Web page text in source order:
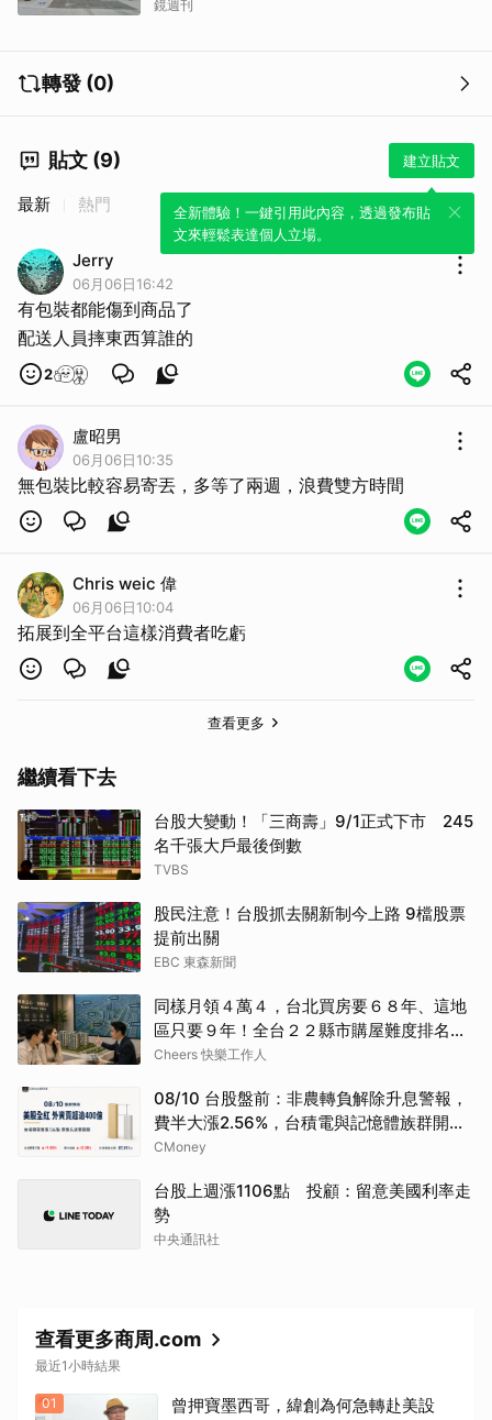
鏡週刊
轉發 (0)
貼文 (9) 建立貼文
全新體驗！一鍵引用此內容，透過發布貼
文來輕鬆表達個人立場。
最新 熱門
Jerry
06月06日16:42
有包裝都能傷到商品了
配送人員摔東西算誰的
2
盧昭男
06月06日10:35
無包裝比較容易寄丟，多等了兩週，浪費雙方時間
Chris weic 偉
06月06日10:04
拓展到全平台這樣消費者吃虧
查看更多
繼續看下去
台股大變動！「三商壽」9/1正式下市 245
名千張大戶最後倒數
TVBS
股民注意！台股抓去關新制今上路 9檔股票
提前出關
EBC 東森新聞
同樣月領４萬４，台北買房要６８年、這地
區只要９年！全台２２縣市購屋難度排名一
次看
Cheers 快樂工作人
08/10 台股盤前：非農轉負解除升息警報，
費半大漲2.56%，台積電與記憶體族群開高
能守住嗎
CMoney
台股上週漲1106點 投顧：留意美國利率走
勢
中央通訊社
查看更多商周.com
最近1小時結果
01
曾押寶墨西哥，緯創為何急轉赴美設